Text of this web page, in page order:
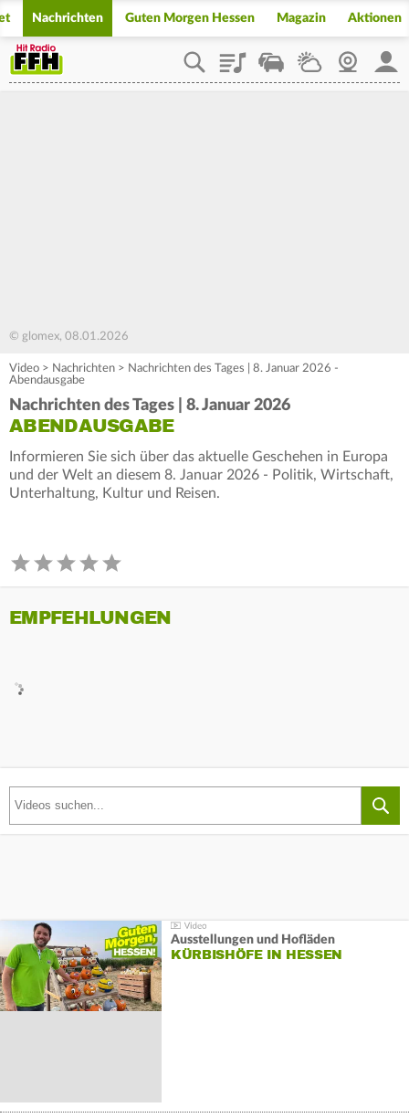
Nachrichten Guten Morgen Hessen Magazin Aktionen
PlaylistStaupilotWetterWebcam
© glomex, 08.01.2026
Video > Nachrichten > Nachrichten des Tages | 8. Januar 2026 -
Abendausgabe
Nachrichten des Tages | 8. Januar 2026
ABENDAUSGABE
Informieren Sie sich über das aktuelle Geschehen in Europa
und der Welt an diesem 8. Januar 2026 - Politik, Wirtschaft,
Unterhaltung, Kultur und Reisen.
EMPFEHLUNGEN
Ausstellungen und Hofläden
KÜRBISHÖFE IN HESSEN